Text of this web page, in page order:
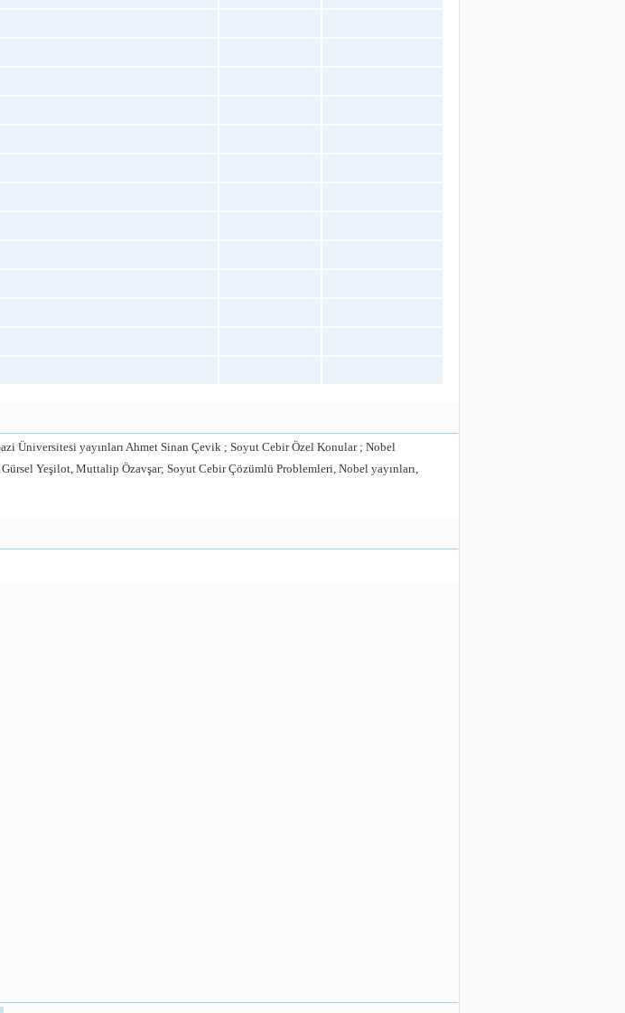
Üniversitesi yayınları Ahmet Sinan Çevik ; Soyut Cebir Özel Konular ; Nobel
Yeşilot, Muttalip Özavşar; Soyut Cebir Çözümlü Problemleri, Nobel yayınları,